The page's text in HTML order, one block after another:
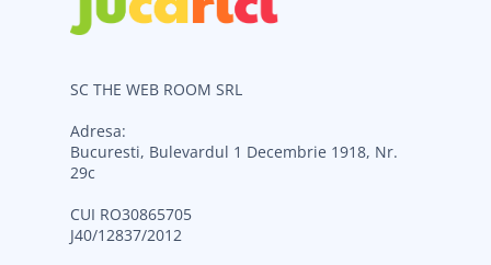
SC THE WEB ROOM SRL
Adresa:
Bucuresti, Bulevardul 1 Decembrie 1918, Nr.
29c
CUI RO30865705
J40/12837/2012